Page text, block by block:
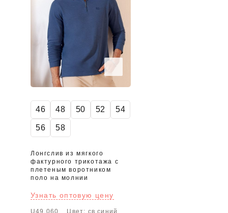
46 48 50 52 54
56 58
Лонгслив из мягкого
фактурного трикотажа с
плетеным воротником
поло на молнии
Узнать оптовую цену
U49.060 Цвет: св.синий